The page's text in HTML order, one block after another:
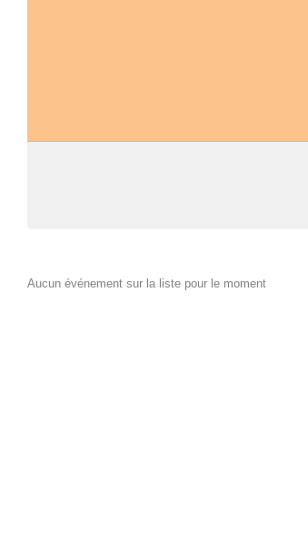
Aucun événement sur la liste pour le moment